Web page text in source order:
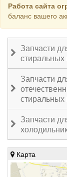
Работа сайта
баланс вашего
Запчасти
Запчасти
Запчасти
Карта